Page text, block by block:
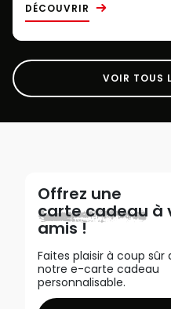
DÉCOUVRIR
VOIR TOUS
Offrez une
carte cadeau à
amis !
Faites plaisir à coup sûr
notre e-carte cadeau
personnalisable.